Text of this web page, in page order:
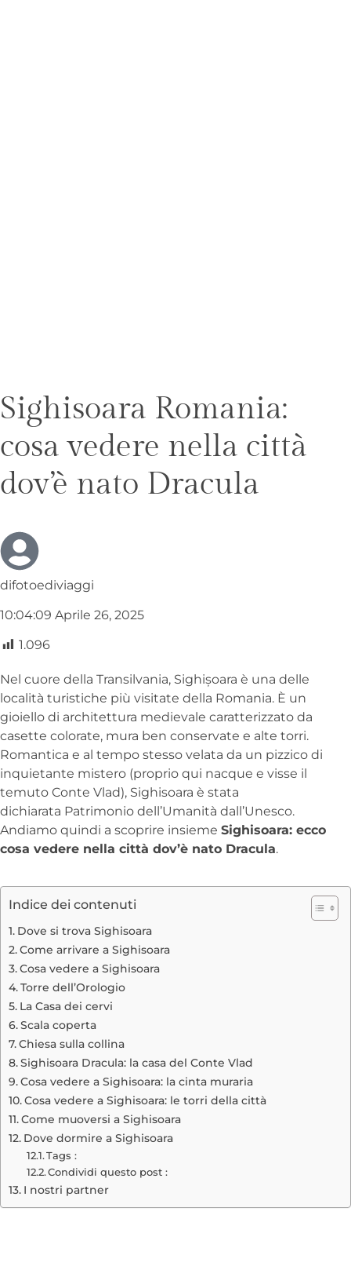
Sighisoara Romania:
cosa vedere nella città
dov’è nato Dracula
difotoediviaggi
10:04:09 Aprile 26, 2025
1.096
Nel cuore della Transilvania, Sighișoara è una delle
località turistiche più visitate della Romania. È un
gioiello di architettura medievale caratterizzato da
casette colorate, mura ben conservate e alte torri.
Romantica e al tempo stesso velata da un pizzico di
inquietante mistero (proprio qui nacque e visse il
temuto Conte Vlad), Sighisoara è stata
dichiarata Patrimonio dell’Umanità dall’Unesco.
Andiamo quindi a scoprire insieme Sighisoara: ecco
cosa vedere nella città dov’è nato Dracula.
Indice dei contenuti
Dove si trova Sighisoara
Come arrivare a Sighisoara
Cosa vedere a Sighisoara
Torre dell’Orologio
La Casa dei cervi
Scala coperta
Chiesa sulla collina
Sighisoara Dracula: la casa del Conte Vlad
Cosa vedere a Sighisoara: la cinta muraria
Cosa vedere a Sighisoara: le torri della città
Come muoversi a Sighisoara
Dove dormire a Sighisoara
Tags :
Condividi questo post :
I nostri partner